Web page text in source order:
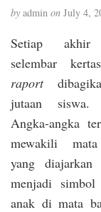
by admin on July 4,
Setiap akhir
selembar
raport
jutaan siswa.
Angka-angka
mewakili
yang diajarkan
menjadi simbol
anak di mata